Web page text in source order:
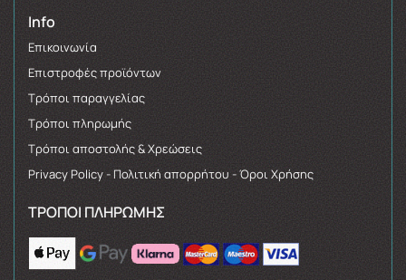
Info
Επικοινωνία
Επιστροφές προϊόντων
Τρόποι παραγγελίας
Τρόποι πληρωμής
Τρόποι αποστολής & Χρεώσεις
Privacy Policy - Πολιτική απορρήτου - Όροι Χρήσης
ΤΡΌΠΟΙ ΠΛΗΡΩΜΉΣ